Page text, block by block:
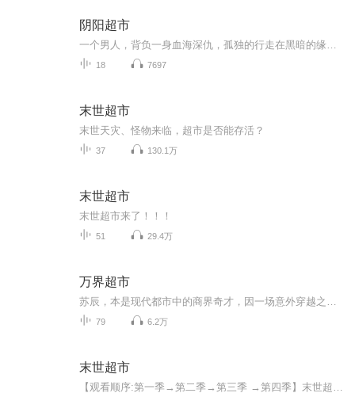
阴阳超市
18 7697
末世超市
末世天灾、怪物来临，超市是否能存活？
37 130.1万
末世超市
末世超市来了！！！
51 29.4万
万界超市
79 6.2万
末世超市